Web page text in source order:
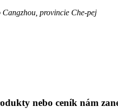
provincie Che-pej
nebo ceník nám